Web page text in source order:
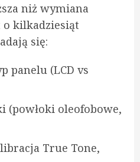
niż wymiana
o kilkadziesiąt
się:
panelu (LCD vs
(powłoki oleofobowe,
True Tone,